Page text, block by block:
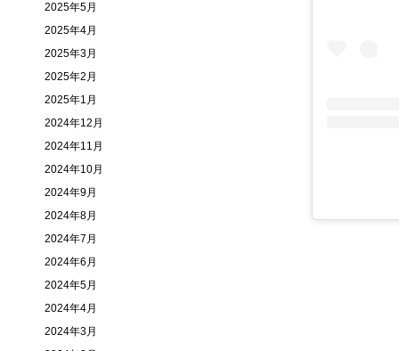
2025年5月
2025年4月
2025年3月
2025年2月
2025年1月
2024年12月
2024年11月
2024年10月
2024年9月
2024年8月
2024年7月
2024年6月
2024年5月
2024年4月
2024年3月